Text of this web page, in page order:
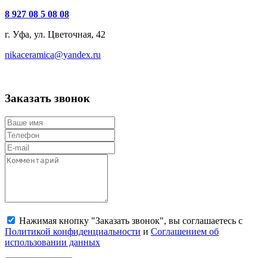
8 927 08 5 08 08
г. Уфа, ул. Цветочная, 42
nikaceramica@yandex.ru
Заказать звонок
Нажимая кнопку "Заказать звонок", вы соглашаетесь с
Политикой конфиденциальности и Соглашением об
использовании данных